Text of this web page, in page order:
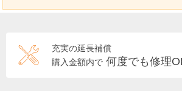
充実の延長補償
購入金額内で 何度でも修理